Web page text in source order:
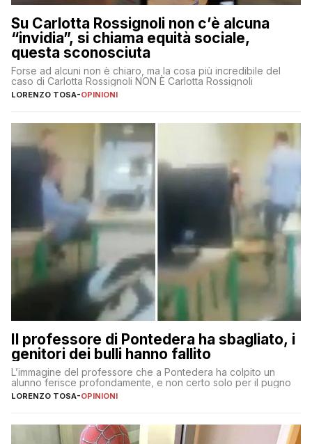
Su Carlotta Rossignoli non c’è alcuna
“invidia”, si chiama equità sociale,
questa sconosciuta
Forse ad alcuni non è chiaro, ma la cosa più incredibile del
caso di Carlotta Rossignoli NON È Carlotta Rossignoli
LORENZO TOSA-OPINIONI
Il professore di Pontedera ha sbagliato, i
genitori dei bulli hanno fallito
L’immagine del professore che a Pontedera ha colpito un
alunno ferisce profondamente, e non certo solo per il pugno
LORENZO TOSA-OPINIONI